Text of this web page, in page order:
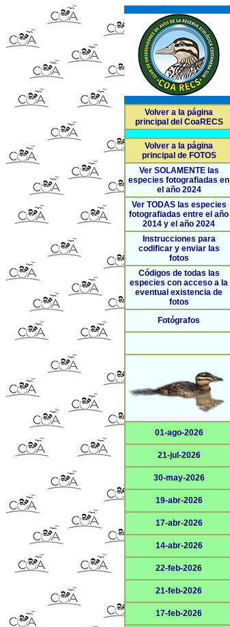
Volver a la página
principal del CoaRECS
Volver a la página
principal de FOTOS
Ver SOLAMENTE las
especies fotografiadas en
el año 2024
Ver TODAS las especies
fotografiadas entre el año
2014 y el año 2024
Instrucciones para
codificar y enviar las
fotos
Códigos de todas las
especies con acceso a la
eventual existencia de
fotos
Fotógrafos
01-ago-2026
21-jul-2026
30-may-2026
19-abr-2026
17-abr-2026
14-abr-2026
22-feb-2026
21-feb-2026
17-feb-2026